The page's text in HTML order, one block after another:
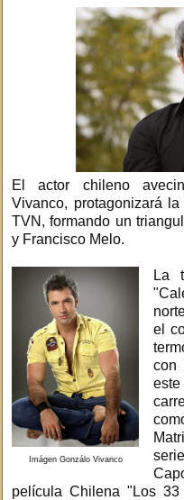
El actor chileno
Vivanco, protagonizará
TVN, formando un
y Francisco Melo.
Imágen Gonzálo Vivanco
La
el
con
película Chilena "Los